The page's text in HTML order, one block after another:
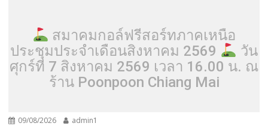
สมาคมกอล์ฟรีสอร์ทภาคเหนือ
ประชุมประจำเดือนสิงหาคม 2569
วัน
ศุกร์ที่ 7 สิงหาคม 2569 เวลา 16.00 น. ณ
ร้าน Poonpoon Chiang Mai
09/08/2026 admin1